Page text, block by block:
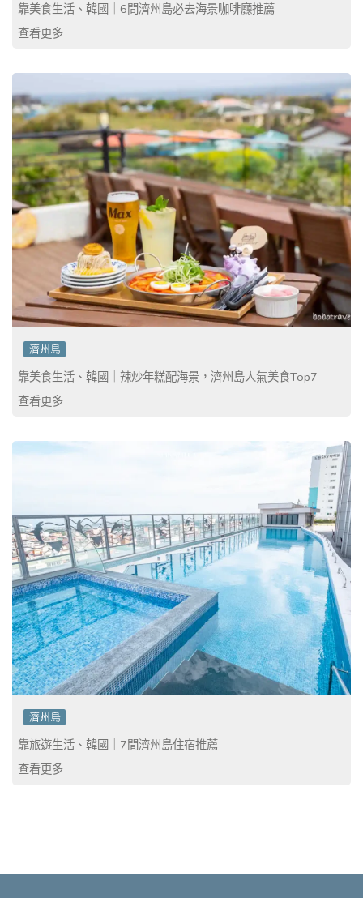
靠美食生活、韓國｜6間濟州島必去海景咖啡廳推薦
查看更多
濟州島
靠美食生活、韓國｜辣炒年糕配海景，濟州島人氣美食Top7
查看更多
濟州島
靠旅遊生活、韓國｜7間濟州島住宿推薦
查看更多